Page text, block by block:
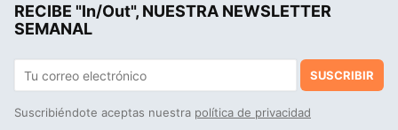
RECIBE "In/Out", NUESTRA NEWSLETTER
SEMANAL
SUSCRIBIR
Suscribiéndote aceptas nuestra política de privacidad